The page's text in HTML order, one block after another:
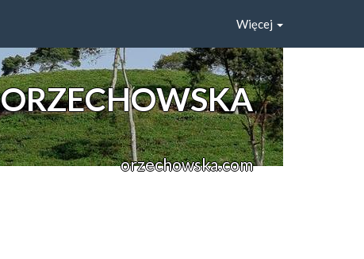
Więcej
ORZECHOWSKA
orzechowska.com